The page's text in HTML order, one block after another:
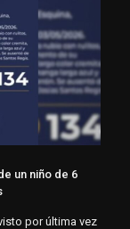
un niño de 6
por última vez